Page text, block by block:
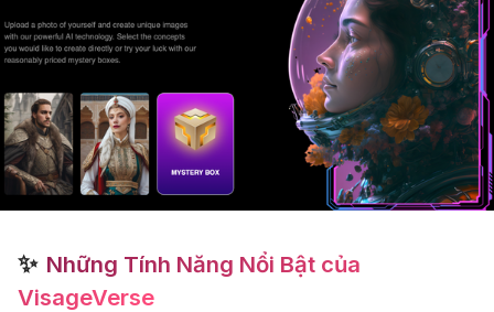
✨ Những Tính Năng Nổi Bật của
VisageVerse